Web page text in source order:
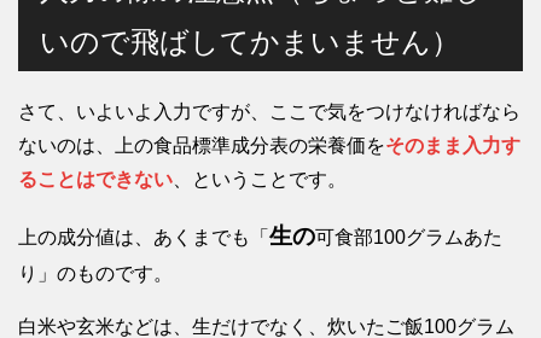
いので飛ばしてかまいません）
さて、いよいよ入力ですが、ここで気をつけなければなら
ないのは、上の食品標準成分表の栄養価をそのまま入力す
ることはできない 、ということです。
上の成分値は、あくまでも「 生の可食部100グラムあた
り」のものです。
白米や玄米などは、生だけでなく、炊いたご飯100グラム